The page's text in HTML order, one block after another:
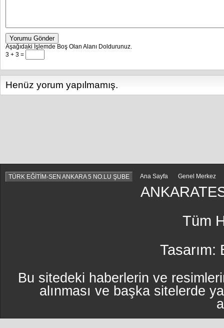
Yorumu Gönder
Aşağıdaki İşlemde Boş Olan Alanı Doldurunuz.
3 + 3 =
Henüz yorum yapılmamış.
TÜRK EĞİTİM-SEN ANKARA 5 NO.LU ŞUBE Ana Sayfa Genel Merkez
Tüm
Tasarım:
Bu sitedeki haberlerin ve
alınması ve başka sitelerde